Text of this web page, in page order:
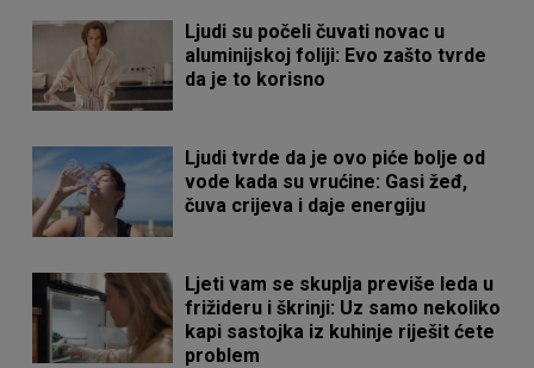
Ljudi su počeli čuvati novac u
aluminijskoj foliji: Evo zašto tvrde
da je to korisno
Ljudi tvrde da je ovo piće bolje od
vode kada su vrućine: Gasi žeđ,
čuva crijeva i daje energiju
Ljeti vam se skuplja previše leda u
frižideru i škrinji: Uz samo nekoliko
kapi sastojka iz kuhinje riješit ćete
problem